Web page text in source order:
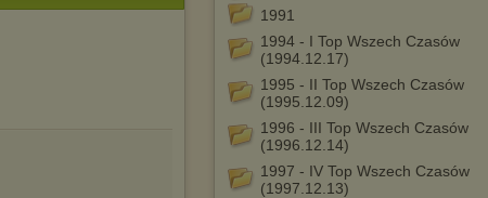
1991
1994 - I Top Wszech Czasów
(1994.12.17)
1995 - II Top Wszech Czasów
(1995.12.09)
1996 - III Top Wszech Czasów
(1996.12.14)
1997 - IV Top Wszech Czasów
(1997.12.13)